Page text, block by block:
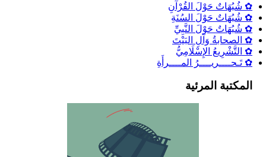
✿ شُبُهَاتٌ حَوْلَ القُرْآنِ
✿ شُبُهَاتٌ حَوْلَ السُنَةِ
✿ شُبُهَاتٌ حَوْلَ النَّبِيِّ
✿ الصحابةُ وَآلِ البَيْتَ
✿ التَّشْرِيعُ الإِسْلَامِيُّ
✿ تَـحــــريــــرُ المــــرأَةِ
المكتبة المرئية